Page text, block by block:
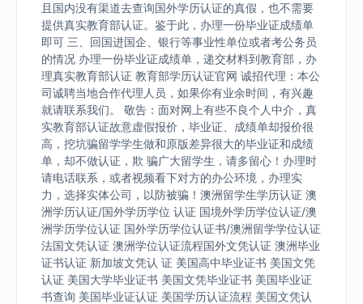
且国内没有渠道去查询国外学历认证的真假，也不需要
提供真实教育部认证。鉴于此，办理一份毕业证成绩单
即可 三、回国进国企、银行等事业性单位或者考公务员
的情况 办理一份毕业证成绩单，递交材料到教育部，办
理真实教育部认证 教育部学历认证官网 诚招代理：本公
司诚聘当地合作代理人员，如果你有业余时间，有兴趣
就请联系我们。 敬告：面对网上有些不良个人中介，真
实教育部认证故意虚假报价，毕业证、成绩单却报价很
高，挖坑骗留学学生做和原版差异很大的毕业证和成绩
单，却不做认证，欺 骗广大留学生，请多留心！办理时
请电话联系，或者视频看下对方的办公环境，办理实
力，选择实体公司，以防被骗！澳洲留学生学历认证 澳
洲学历认证/国外学历学位 认证 国境外学历学位认证/澳
洲学历学位认证 国外学历学位认证书/澳洲留学学位认证
法国文凭认证 澳洲学位认证流程国外文凭认证 澳洲毕业
证书认证 新加坡文凭认 证 美国高中毕业证书 美国文凭
认证 美国大学毕业证书 美国文凭毕业证书 美国毕业证
书查询 美国毕业证认证 美国学历认证流程 美国文凭认